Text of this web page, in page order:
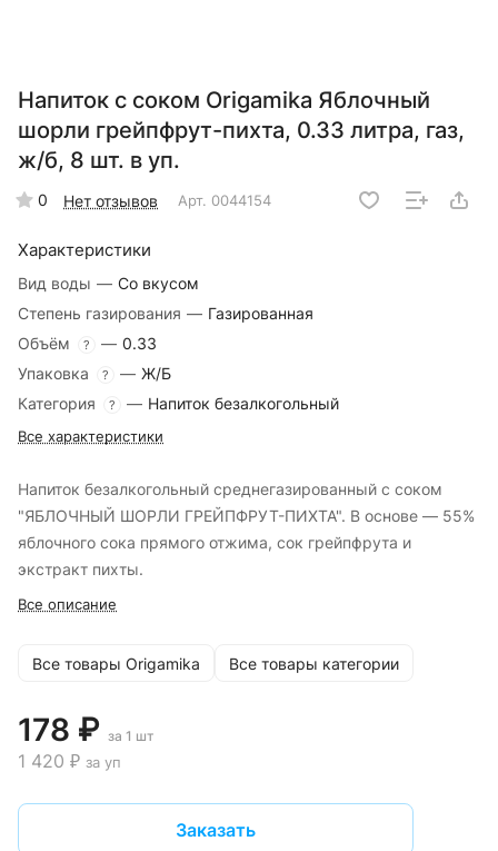
Напиток с соком Origamika Яблочный
шорли грейпфрут-пихта, 0.33 литра, газ,
ж/б, 8 шт. в уп.
0 Нет отзывов Арт. 0044154
Характеристики
Вид воды — Со вкусом
Степень газирования — Газированная
Объём
? — 0.33
Упаковка
? — Ж/Б
Категория
? — Напиток безалкогольный
Все характеристики
Напиток безалкогольный среднегазированный с соком
"ЯБЛОЧНЫЙ ШОРЛИ ГРЕЙПФРУТ-ПИХТА". В основе — 55%
яблочного сока прямого отжима, сок грейпфрута и
экстракт пихты.
Все описание
Все товары Origamika Все товары категории
178 ₽ за 1 шт
1 420 ₽ за уп
Заказать